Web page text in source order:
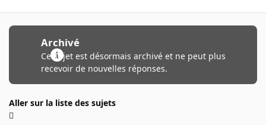
Archivé
Ce sujet est désormais archivé et ne peut plus
recevoir de nouvelles réponses.
Aller sur la liste des sujets